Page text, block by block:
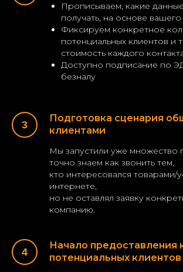
Прописываем, какие
получать, на основе
Фиксируем конкретное
потенциальных клиентов и
стоимость каждого
Доступно подписание по
безналу
Подготовка сценария
клиентами
Мы запустили уже множество
точно знаем как звонить тем,
кто интересовался товарами/
интернете,
но не оставлял заявку
компанию.
Начало предоставления
потенциальных клиентов